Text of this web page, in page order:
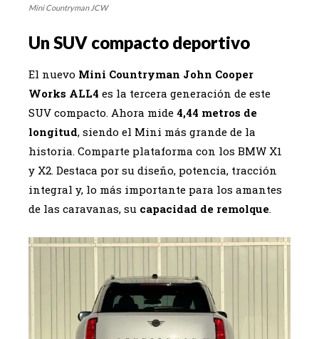
Mini Countryman JCW
Un SUV compacto deportivo
El nuevo Mini Countryman John Cooper
Works ALL4 es la tercera generación de este
SUV compacto. Ahora mide 4,44 metros de
longitud, siendo el Mini más grande de la
historia. Comparte plataforma con los BMW X1
y X2. Destaca por su diseño, potencia, tracción
integral y, lo más importante para los amantes
de las caravanas, su capacidad de remolque.